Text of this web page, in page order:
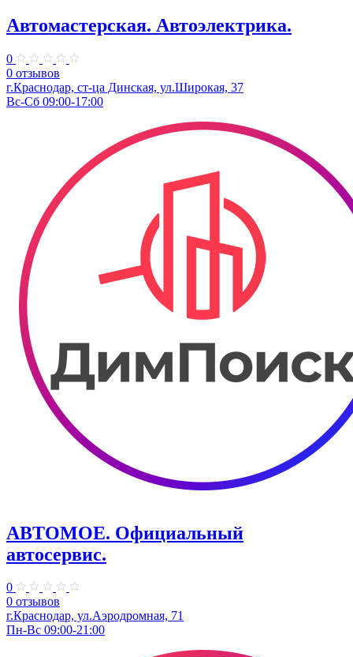
Автомастерская. Автоэлектрика.
0
0 отзывов
г.Краснодар, ст-ца Динская, ул.Широкая, 37
Вс-Сб 09:00-17:00
АВТОМОЕ. ​Официальный
автосервис.
0
0 отзывов
г.Краснодар, ул.​Аэродромная, 71
Пн-Вс 09:00-21:00